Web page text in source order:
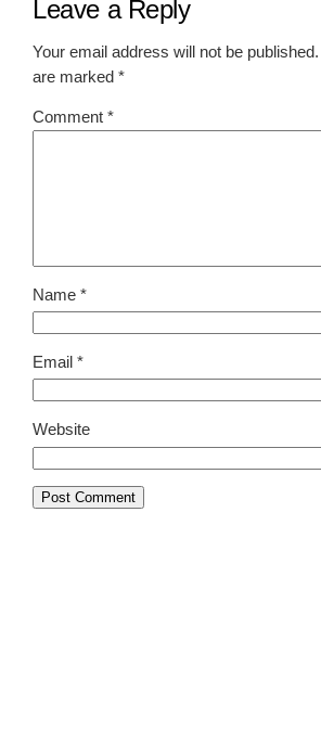
Leave a Reply
Your email address will not be published.
are marked*
Comment*
Name*
Email*
Website